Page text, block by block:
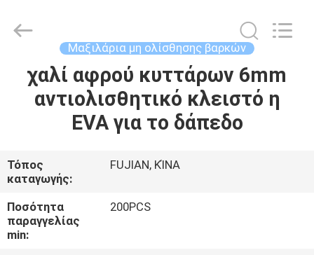
ΣΠΊΤΙ
ΠΡΟΪΌΝΤΑ
ΒΊΝΤΕΟ
ΠΕΡΊΠΟΥ
ΕΜΕΊΣ
Rights
Μαξιλάρια μη ολίσθησης βαρκών
χαλί αφρού κυττάρων 6mm
αντιολισθητικό κλειστό η
EVA για το δάπεδο
Τόπος
καταγωγής:
FUJIAN, ΚΊΝΑ
Ποσότητα
παραγγελίας
min:
200PCS